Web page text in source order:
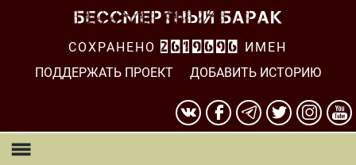
СОХРАНЕНО 2619696
ИМЕН
ПОДДЕРЖАТЬ ПРОЕКТ
ДОБАВИТЬ ИСТОРИЮ